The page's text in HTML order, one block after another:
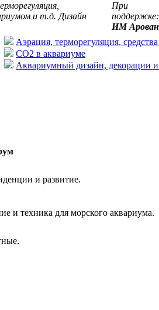
и т.д. Дизайн
При
поддержке:
ИМ
Аэрация, терморегуляция, средства
CO2 в аквариуме
Аквариумный дизайн, декорации и
и развитие.
и техника для морского аквариума.